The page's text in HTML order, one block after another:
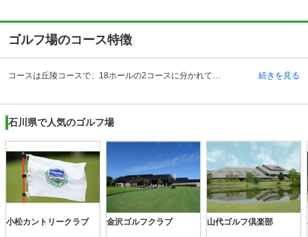
ゴルフ場のコース特徴
コースは丘陵コースで、18ホールの2コースに分かれています。標高は250メートルあるものの、コース自体に高低差はさほどなく、思いのほかプレーしやすいレイアウトです。フェアウェイが狭いホールが多いので、ショットがぶれやすい方は正確なショットを意識しましょう。ティショットが要の15番ホールは、外してしまうとかなりのテクニックが必要となります。左右に大きなバンカーが配置されているので、そちらを避けるように中心を狙ってしっかりと打ちましょう。12番ホールも、ティショットの打ち下ろしがポイント。グリーンの両サイドにバンカーがあるので、手前に落として確実にグリーンに乗せましょう。飛距離に自信のある方は、左OBを超えてワンオンを狙ってみては。名物ホールの2番は170ｍほどから下り、高低差が20ｍもある。 続きを見る
石川県で人気のゴルフ場
小松カントリークラブ 金沢ゴルフクラブ 山代ゴルフ倶楽部